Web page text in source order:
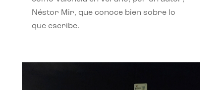
Néstor Mir, que conoce bien sobre lo
que escribe.